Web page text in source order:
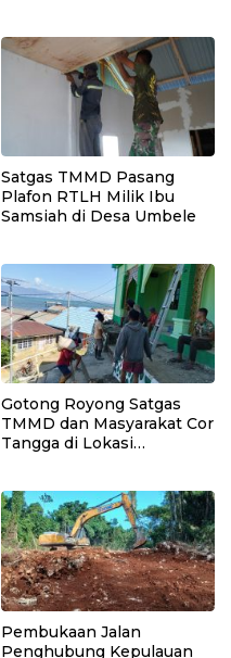
Satgas TMMD Pasang
Plafon RTLH Milik Ibu
Samsiah di Desa Umbele
Gotong Royong Satgas
TMMD dan Masyarakat Cor
Tangga di Lokasi
Pembukaan Jalan
Penghubung Kepulauan